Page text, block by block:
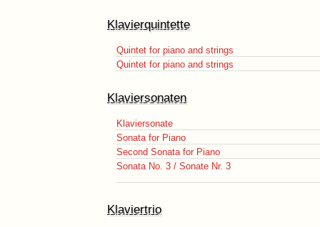
Klavierquintette
Quintet for piano and strings
Quintet for piano and strings
Klaviersonaten
Klaviersonate
Sonata for Piano
Second Sonata for Piano
Sonata No. 3 / Sonate Nr. 3
Klaviertrio